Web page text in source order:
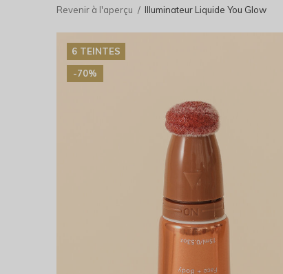
Revenir à l'aperçu Illuminateur Liquide You Glow
6 TEINTES
-70%